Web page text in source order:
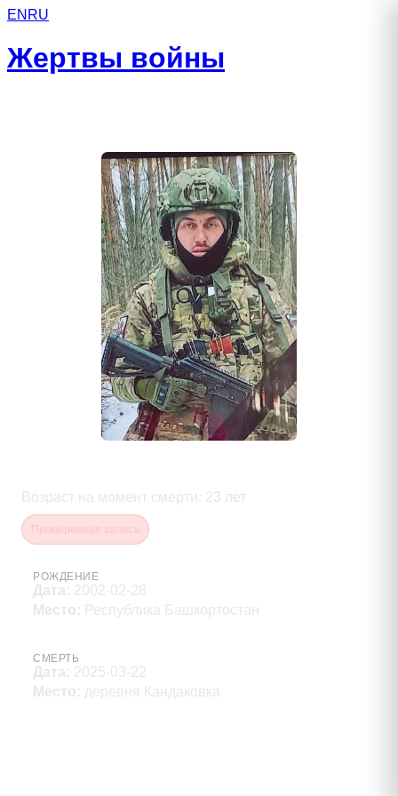
EN RU
Жертвы войны
Возраст на момент смерти : 23 лет
РОЖДЕНИЕ
Дата: 2002-02-28
Место: Республика Башкортостан
СМЕРТЬ
Дата: 2025-03-22
Место: деревня Кандаковка